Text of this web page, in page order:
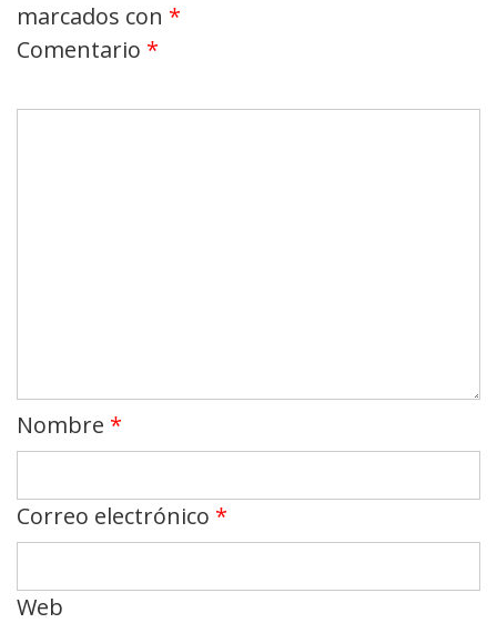
marcados con *
Comentario *
Nombre *
Correo electrónico *
Web